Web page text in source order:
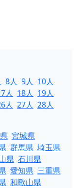
8人 9人 10人
人 18人 19人
人 27人 28人
宮城県
群馬県 埼玉県
県 石川県
愛知県 三重県
和歌山県